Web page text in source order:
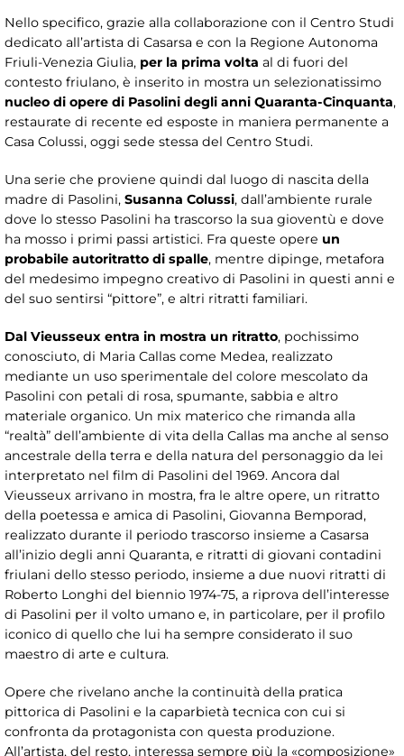
Nello specifico, grazie alla collaborazione con il Centro Studi
dedicato all’artista di Casarsa e con la Regione Autonoma
Friuli-Venezia Giulia, per la prima volta al di fuori del
contesto friulano, è inserito in mostra un selezionatissimo
nucleo di opere di Pasolini degli anni Quaranta-Cinquanta,
restaurate di recente ed esposte in maniera permanente a
Casa Colussi, oggi sede stessa del Centro Studi.
Una serie che proviene quindi dal luogo di nascita della
madre di Pasolini, Susanna Colussi, dall’ambiente rurale
dove lo stesso Pasolini ha trascorso la sua gioventù e dove
ha mosso i primi passi artistici. Fra queste opere un
probabile autoritratto di spalle, mentre dipinge, metafora
del medesimo impegno creativo di Pasolini in questi anni e
del suo sentirsi “pittore”, e altri ritratti familiari.
Dal Vieusseux entra in mostra un ritratto, pochissimo
conosciuto, di Maria Callas come Medea, realizzato
mediante un uso sperimentale del colore mescolato da
Pasolini con petali di rosa, spumante, sabbia e altro
materiale organico. Un mix materico che rimanda alla
“realtà” dell’ambiente di vita della Callas ma anche al senso
ancestrale della terra e della natura del personaggio da lei
interpretato nel film di Pasolini del 1969. Ancora dal
Vieusseux arrivano in mostra, fra le altre opere, un ritratto
della poetessa e amica di Pasolini, Giovanna Bemporad,
realizzato durante il periodo trascorso insieme a Casarsa
all’inizio degli anni Quaranta, e ritratti di giovani contadini
friulani dello stesso periodo, insieme a due nuovi ritratti di
Roberto Longhi del biennio 1974-75, a riprova dell’interesse
di Pasolini per il volto umano e, in particolare, per il profilo
iconico di quello che lui ha sempre considerato il suo
maestro di arte e cultura.
Opere che rivelano anche la continuità della pratica
pittorica di Pasolini e la caparbietà tecnica con cui si
confronta da protagonista con questa produzione.
All’artista, del resto, interessa sempre più la «composizione»